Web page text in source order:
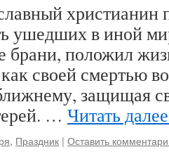
христианин
ушедших в иной
брани, положил
своей смертью
защищая
… Читать
, Праздник | Оставить